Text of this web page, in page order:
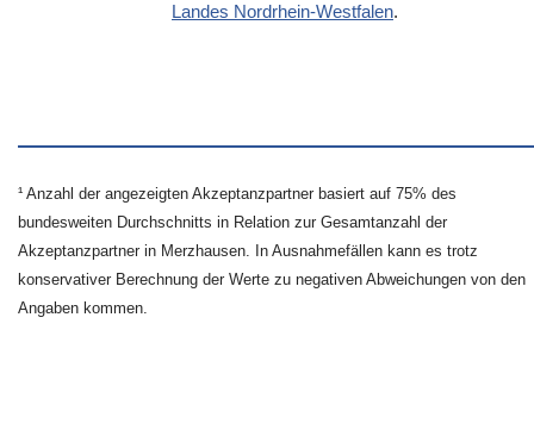
Landes Nordrhein-Westfalen.
¹ Anzahl der angezeigten Akzeptanzpartner basiert auf 75% des
bundesweiten Durchschnitts in Relation zur Gesamtanzahl der
Akzeptanzpartner in Merzhausen. In Ausnahmefällen kann es trotz
konservativer Berechnung der Werte zu negativen Abweichungen von den
Angaben kommen.